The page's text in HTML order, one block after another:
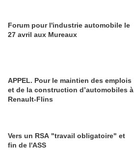
Forum pour l'industrie automobile le
27 avril aux Mureaux
APPEL. Pour le maintien des emplois
et de la construction d’automobiles à
Renault-Flins
Vers un RSA "travail obligatoire" et
fin de l'ASS